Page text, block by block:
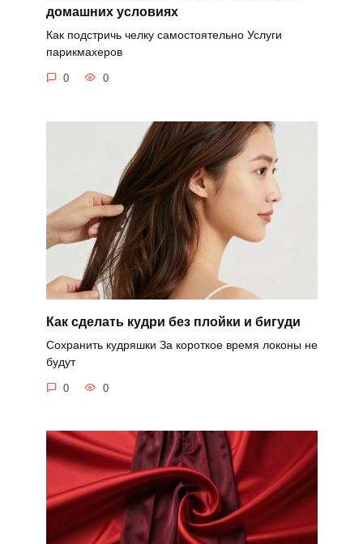
домашних условиях
Как подстричь челку самостоятельно Услуги
парикмахеров
0 0
Как сделать кудри без плойки и бигуди
Сохранить кудряшки За короткое время локоны не
будут
0 0